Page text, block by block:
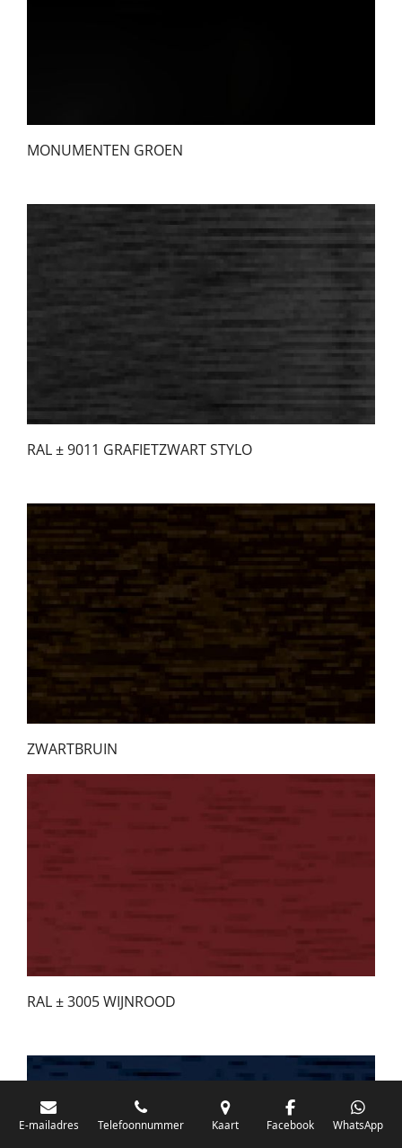
MONUMENTEN GROEN
RAL ± 9011 GRAFIETZWART STYLO
ZWARTBRUIN
RAL ± 3005 WIJNROOD
E-mailadres Telefoonnummer Kaart Facebook WhatsApp